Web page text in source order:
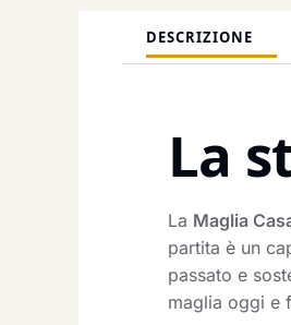
DESCRIZIONE
La
La Maglia
partita è un
passato e
maglia oggi e